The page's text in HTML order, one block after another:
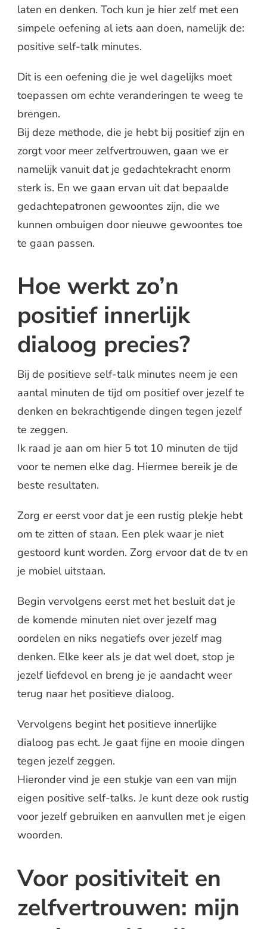
laten en denken. Toch kun je hier zelf met een
simpele oefening al iets aan doen, namelijk de:
positive self-talk minutes.
Dit is een oefening die je wel dagelijks moet
toepassen om echte veranderingen te weeg te
brengen.
Bij deze methode, die je hebt bij positief zijn en
zorgt voor meer zelfvertrouwen, gaan we er
namelijk vanuit dat je gedachtekracht enorm
sterk is. En we gaan ervan uit dat bepaalde
gedachtepatronen gewoontes zijn, die we
kunnen ombuigen door nieuwe gewoontes toe
te gaan passen.
Hoe werkt zo’n
positief innerlijk
dialoog precies?
Bij de positieve self-talk minutes neem je een
aantal minuten de tijd om positief over jezelf te
denken en bekrachtigende dingen tegen jezelf
te zeggen.
Ik raad je aan om hier 5 tot 10 minuten de tijd
voor te nemen elke dag. Hiermee bereik je de
beste resultaten.
Zorg er eerst voor dat je een rustig plekje hebt
om te zitten of staan. Een plek waar je niet
gestoord kunt worden. Zorg ervoor dat de tv en
je mobiel uitstaan.
Begin vervolgens eerst met het besluit dat je
de komende minuten niet over jezelf mag
oordelen en niks negatiefs over jezelf mag
denken. Elke keer als je dat wel doet, stop je
jezelf liefdevol en breng je je aandacht weer
terug naar het positieve dialoog.
Vervolgens begint het positieve innerlijke
dialoog pas echt. Je gaat fijne en mooie dingen
tegen jezelf zeggen.
Hieronder vind je een stukje van een van mijn
eigen positive self-talks. Je kunt deze ook rustig
voor jezelf gebruiken en aanvullen met je eigen
woorden.
Voor positiviteit en
zelfvertrouwen: mijn